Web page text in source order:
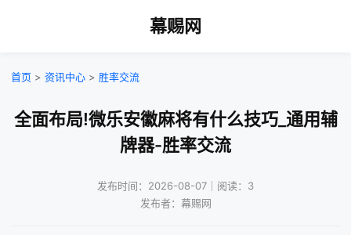
幕赐网
首页 > 资讯中心 > 胜率交流
全面布局!微乐安徽麻将有什么技巧_通用辅
牌器-胜率交流
发布时间：2026-08-07｜阅读：3
发布者：幕赐网